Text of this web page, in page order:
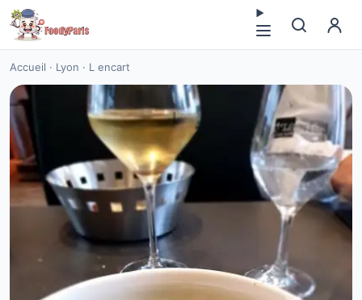
Accueil · Lyon · L encart